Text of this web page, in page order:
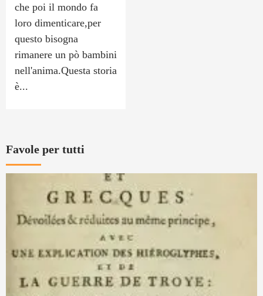
che poi il mondo fa
loro dimenticare,per
questo bisogna
rimanere un pò bambini
nell'anima.Questa storia
è...
Favole per tutti